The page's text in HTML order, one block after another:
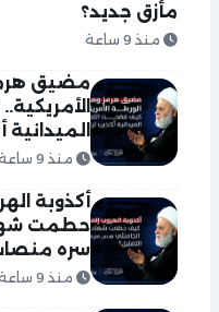
مأزق جديد؟
منذ 9 ساعة
مضيق
منذ 9 ساعة
أكذوبة
حطمت
سره
منذ 9 ساعة